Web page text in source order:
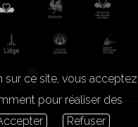
ASBL -CGU Ecran Large.be
sur ce site, vous acceptez
pour réaliser des
Refuser